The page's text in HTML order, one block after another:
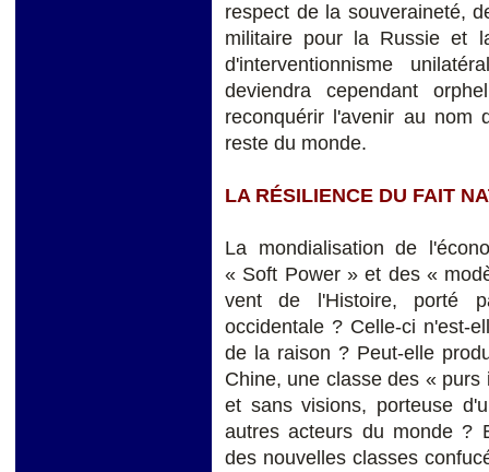
respect de la souveraineté,
militaire pour la Russie et
d'interventionnisme
deviendra cependant
reconquérir l'avenir au
reste du monde.
LA RÉSILIENCE DU FAIT
La mondialisation de
« Soft Power » et des «
vent de l'Histoire, porté
occidentale ? Celle-ci n'est-
de la raison ? Peut-elle
Chine, une classe des «
et sans visions, porteuse
autres acteurs du monde ?
des nouvelles classes